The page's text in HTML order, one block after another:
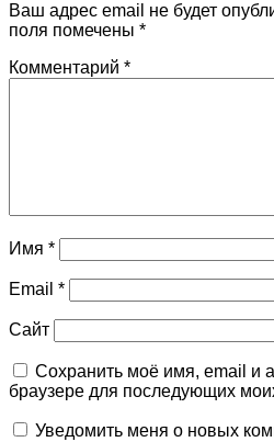
Ваш адрес email не будет
поля помечены *
Комментарий *
Имя *
Email *
Сайт
Сохранить моё имя, email и
браузере для последующих
Уведомить меня о новых